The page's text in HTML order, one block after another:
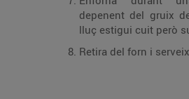
depenent del gruix
lluç estigui cuit però
Retira del forn i